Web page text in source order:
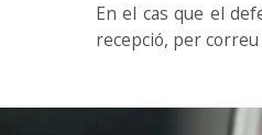
En el cas que el
recepció, per